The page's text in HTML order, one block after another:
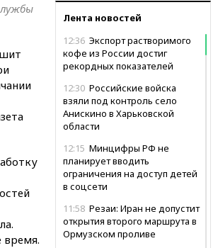
Лента новостей
12:36 Экспорт растворимого
кофе из России достиг
рекордных показателей
12:30 Российские войска
взяли под контроль село
Анискино в Харьковской
области
12:15 Минцифры РФ не
планирует вводить
ограничения на доступ детей
в соцсети
11:58 Резаи: Иран не допустит
открытия второго маршрута в
Ормузском проливе
время.